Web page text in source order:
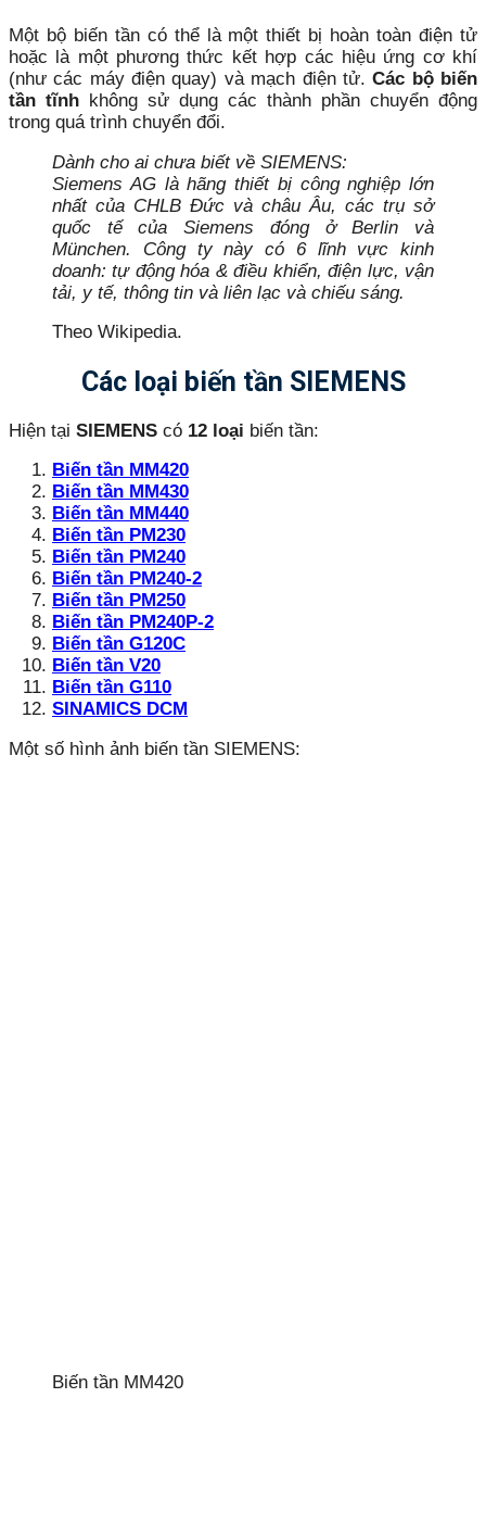
Một bộ biến tần có thể là một thiết bị hoàn toàn điện tử
hoặc là một phương thức kết hợp các hiệu ứng cơ khí
(như các máy điện quay) và mạch điện tử.Các bộ biến
tần tĩnh không sử dụng các thành phần chuyển động
trong quá trình chuyển đổi.
Dành cho ai chưa biết về SIEMENS:
Siemens AG là hãng thiết bị công nghiệp lớn
nhất của CHLB Đức và châu Âu, các trụ sở
quốc tế của Siemens đóng ở Berlin và
München. Công ty này có 6 lĩnh vực kinh
doanh: tự động hóa & điều khiển, điện lực, vận
tải, y tế, thông tin và liên lạc và chiếu sáng.
Theo Wikipedia.
Các loại biến tần SIEMENS
Hiện tại SIEMENS có 12 loại biến tần:
Biến tần MM420
Biến tần MM430
Biến tần MM440
Biến tần PM230
Biến tần PM240
Biến tần PM240-2
Biến tần PM250
Biến tần PM240P-2
Biến tần G120C
Biến tần V20
Biến tần G110
SINAMICS DCM
Một số hình ảnh biến tần SIEMENS:
Biến tần MM420